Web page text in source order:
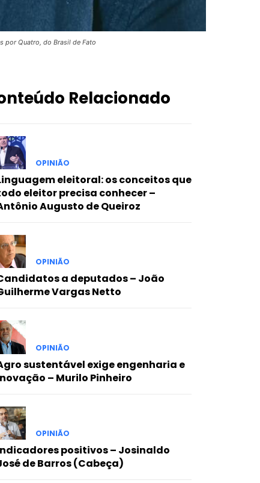
por Quatro, do Brasil de Fato
Relacionado
OPINIÃO
eleitoral: os conceitos que
eleitor precisa conhecer –
Augusto de Queiroz
OPINIÃO
a deputados – João
Vargas Netto
OPINIÃO
sustentável exige engenharia e
– Murilo Pinheiro
OPINIÃO
positivos – Josinaldo
de Barros (Cabeça)